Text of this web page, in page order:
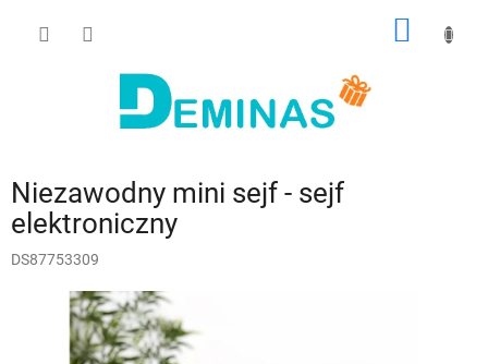
Niezawodny mini sejf - sejf
elektroniczny
DS87753309